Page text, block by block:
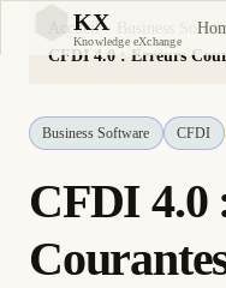
KX
Knowledge eXchange
Accueil
Business
Business Software CFDI
CFDI 4.0